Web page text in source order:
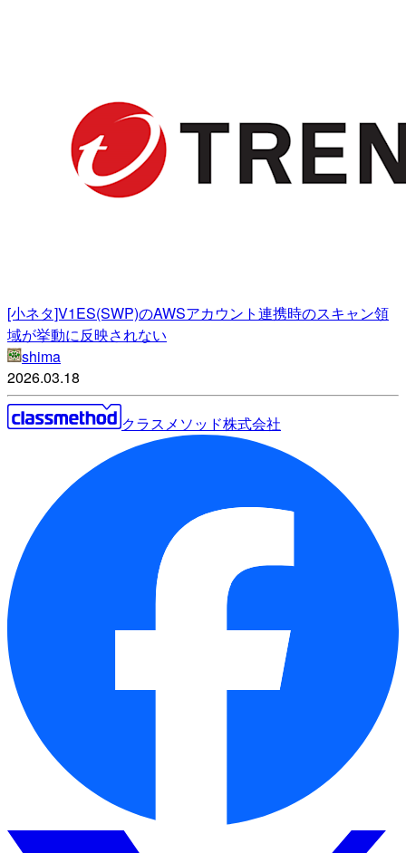
[小ネタ]V1ES(SWP)のAWSアカウント連携時のスキャン領
域が挙動に反映されない
shima
2026.03.18
クラスメソッド株式会社